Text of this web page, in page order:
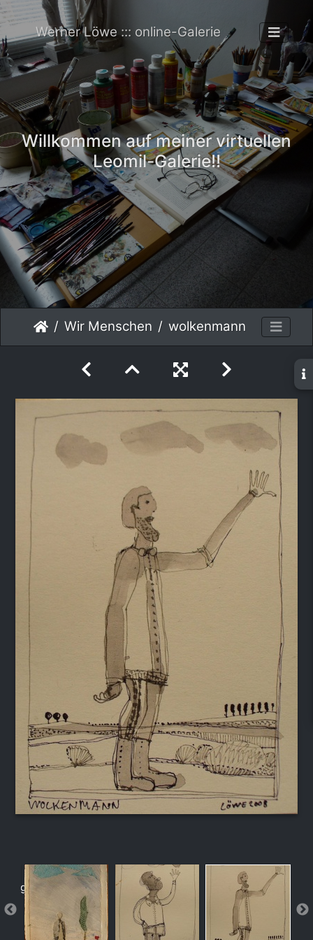
Werner Löwe ::: online-Galerie
Willkommen auf meiner virtuellen
Leomil-Galerie!!
Wir Menschen wolkenmann